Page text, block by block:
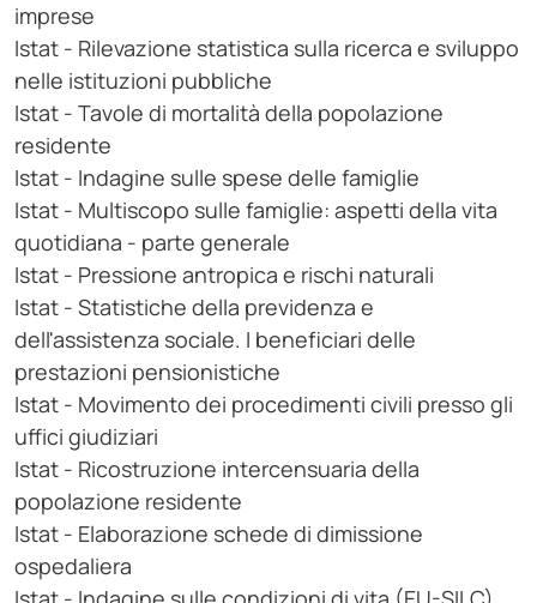
imprese
Istat - Rilevazione statistica sulla ricerca e sviluppo
nelle istituzioni pubbliche
Istat - Tavole di mortalità della popolazione
residente
Istat - Indagine sulle spese delle famiglie
Istat - Multiscopo sulle famiglie: aspetti della vita
quotidiana - parte generale
Istat - Pressione antropica e rischi naturali
Istat - Statistiche della previdenza e
dell'assistenza sociale. I beneficiari delle
prestazioni pensionistiche
Istat - Movimento dei procedimenti civili presso gli
uffici giudiziari
Istat - Ricostruzione intercensuaria della
popolazione residente
Istat - Elaborazione schede di dimissione
ospedaliera